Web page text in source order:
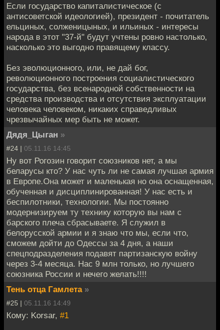
Если государство капиталистическое (с
антисоветской идеологией), президент - почитатель
ельциных, солженицыных, и ильиных - интересы
народа в этот "37-й" будут учтены ровно настолько,
насколько это выгодно правящему классу.
Без эволюционного, или, не дай бог,
революционного построения социалистического
государства, без всенародной собственности на
средства производства и отсутствия эксплуатации
человека человеком, никаких справедливых
чрезвычайных мер быть не может.
Дядя_Цыган »
#24 | 05.11.16 14:45
Ну вот Рогозин говорит союзников нет, а мы
беларусы кто? У нас чуть ли не самая лучшая армия
в Европе.Она может и маленькая но она оснащенная,
обученная и дисциплинированная! У нас есть и
беспилотники, технологии. Мы постоянно
модернизируем ту технику которую вы нам с
барского плеча сбрасываете. Я служил в
белорусской армии и я знаю что мы, если что,
сможем дойти до Одессы за 4 дня, а наши
спецподразделения подавят партизанскую войну
через 3-4 месяца. Нас 9 млн только, но лучшего
союзника России и нечего желать!!!!
Тень отца Гамлета »
#25 | 05.11.16 14:49
Кому: Korsar, #1